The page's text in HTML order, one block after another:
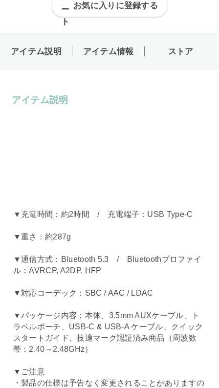
お気に入りに登録する
アイテム説明 アイテム情報 ストア
アイテム説明
▼充電時間：約2時間 / 充電端子：USB Type-C
▼重さ：約287g
▼通信方式：Bluetooth 5.3 / Bluetoothプロファイ
ル：AVRCP, A2DP, HFP
▼対応コーデック：SBC / AAC / LDAC
▼パッケージ内容：本体、3.5mm AUXケーブル、ト
ラベルポーチ、USB-C & USB-A ケーブル、クイック
スタートガイド、技適マーク認証済み商品（周波数
帯：2.40～2.48GHz）
▼ご注意
・製品の仕様は予告なく変更されることがありますの